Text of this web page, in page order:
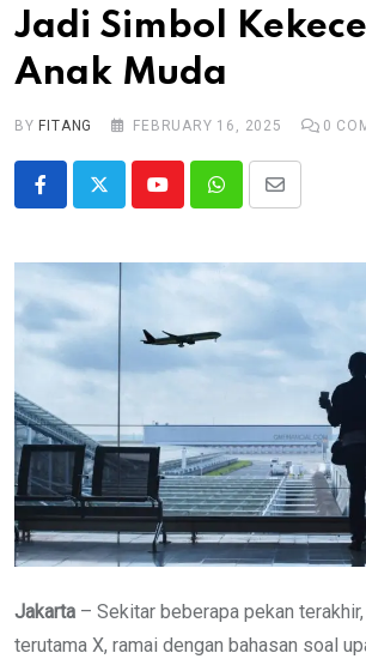
Jadi Simbol
Anak Muda
BY FITANG FEBRUARY 16, 2025 0
YoutubeWhatsappShare
Email
Jakarta – Sekitar beberapa pekan
terutama X, ramai dengan bahasan soal